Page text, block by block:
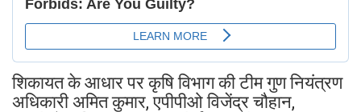
शिकायत के आधार पर कृषि विभाग की टीम गुण नियंत्रण
अधिकारी अमित कुमार, एपीपीओ विजेंद्र चौहान,